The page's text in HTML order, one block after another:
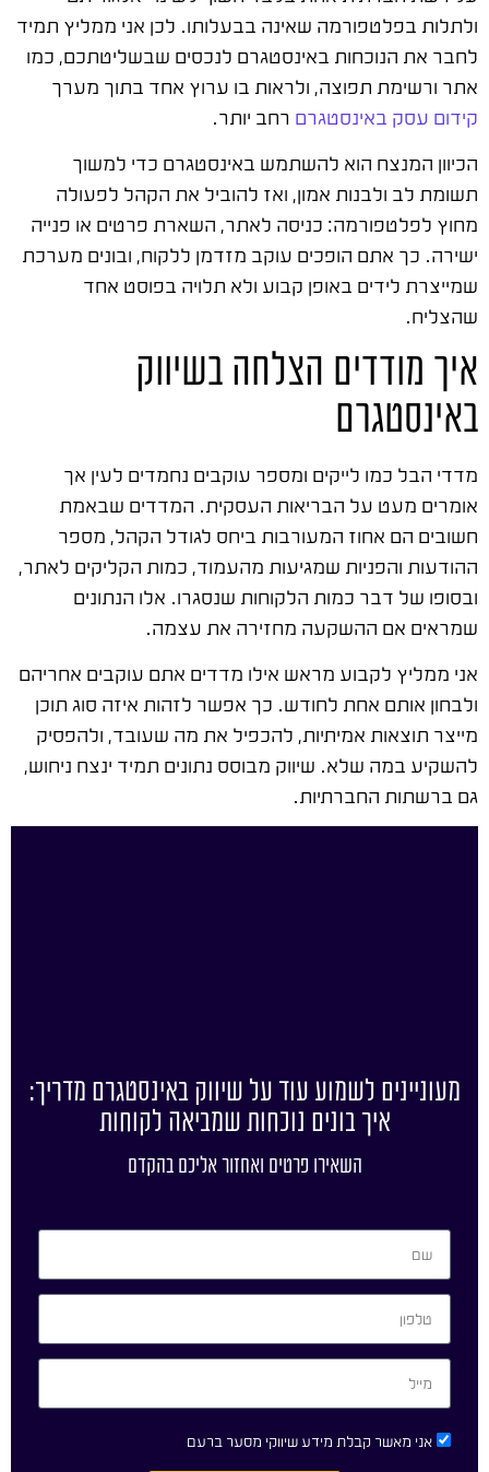
ולתלות בפלטפורמה שאינה בבעלותו. לכן אני ממליץ תמיד
לחבר את הנוכחות באינסטגרם לנכסים שבשליטתכם, כמו
אתר ורשימת תפוצה, ולראות בו ערוץ אחד בתוך מערך
קידום עסק באינסטגרם רחב יותר.
הכיוון המנצח הוא להשתמש באינסטגרם כדי למשוך
תשומת לב ולבנות אמון, ואז להוביל את הקהל לפעולה
מחוץ לפלטפורמה: כניסה לאתר, השארת פרטים או פנייה
ישירה. כך אתם הופכים עוקב מזדמן ללקוח, ובונים מערכת
שמייצרת לידים באופן קבוע ולא תלויה בפוסט אחד
שהצליח.
איך מודדים הצלחה בשיווק
באינסטגרם
מדדי הבל כמו לייקים ומספר עוקבים נחמדים לעין אך
אומרים מעט על הבריאות העסקית. המדדים שבאמת
חשובים הם אחוז המעורבות ביחס לגודל הקהל, מספר
ההודעות והפניות שמגיעות מהעמוד, כמות הקליקים לאתר,
ובסופו של דבר כמות הלקוחות שנסגרו. אלו הנתונים
שמראים אם ההשקעה מחזירה את עצמה.
אני ממליץ לקבוע מראש אילו מדדים אתם עוקבים אחריהם
ולבחון אותם אחת לחודש. כך אפשר לזהות איזה סוג תוכן
מייצר תוצאות אמיתיות, להכפיל את מה שעובד, ולהפסיק
להשקיע במה שלא. שיווק מבוסס נתונים תמיד ינצח ניחוש,
גם ברשתות החברתיות.
מעוניינים לשמוע עוד על שיווק באינסטגרם מדריך:
איך בונים נוכחות שמביאה לקוחות
השאירו פרטים ואחזור אליכם בהקדם
אני מאשר קבלת מידע שיווקי מסער ברעם